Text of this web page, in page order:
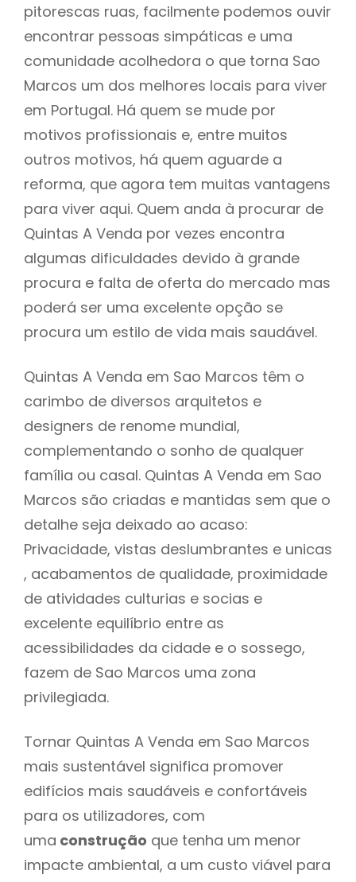
pitorescas ruas, facilmente podemos ouvir
encontrar pessoas simpáticas e uma
comunidade acolhedora o que torna Sao
Marcos um dos melhores locais para viver
em Portugal. Há quem se mude por
motivos profissionais e, entre muitos
outros motivos, há quem aguarde a
reforma, que agora tem muitas vantagens
para viver aqui. Quem anda à procurar de
Quintas A Venda por vezes encontra
algumas dificuldades devido à grande
procura e falta de oferta do mercado mas
poderá ser uma excelente opção se
procura um estilo de vida mais saudável.
Quintas A Venda em Sao Marcos têm o
carimbo de diversos arquitetos e
designers de renome mundial,
complementando o sonho de qualquer
família ou casal. Quintas A Venda em Sao
Marcos são criadas e mantidas sem que o
detalhe seja deixado ao acaso:
Privacidade, vistas deslumbrantes e unicas
, acabamentos de qualidade, proximidade
de atividades culturias e socias e
excelente equilíbrio entre as
acessibilidades da cidade e o sossego,
fazem de Sao Marcos uma zona
privilegiada.
Tornar Quintas A Venda em Sao Marcos
mais sustentável significa promover
edifícios mais saudáveis e confortáveis
para os utilizadores, com
uma construção que tenha um menor
impacte ambiental, a um custo viável para